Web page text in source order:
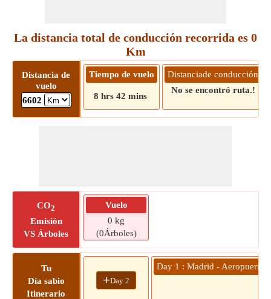
La distancia total de conducción recorrida es 0
Km
Distancia de
vuelo
6602
Tiempo de vuelo
8 hrs 42 mins
Distanciade conducción
No se encontró ruta.!
CO2
Emisión
VS Árboles
Vuelo
0 kg
(0Árboles)
Tu
Día sabio
Itinerario
+Day 2
Day 1 : Madrid - Aeropuerto